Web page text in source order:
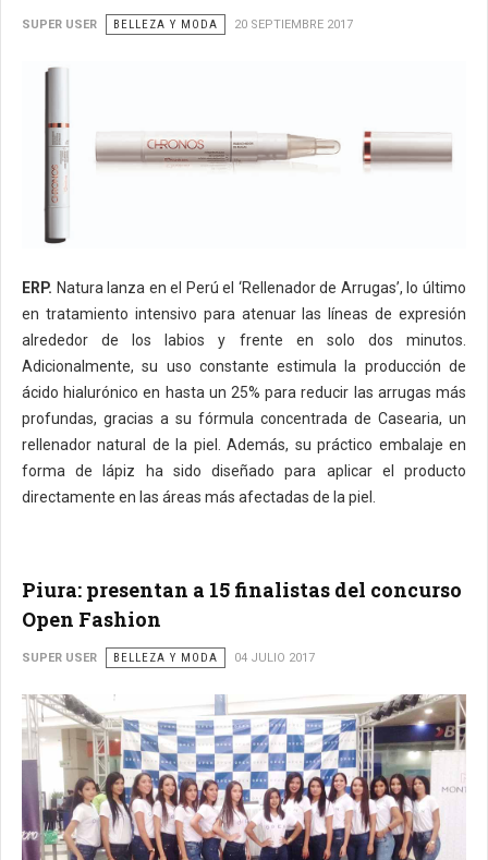
SUPER USER BELLEZA Y MODA 20 SEPTIEMBRE 2017
ERP. Natura lanza en el Perú el ‘Rellenador de Arrugas’, lo último
en tratamiento intensivo para atenuar las líneas de expresión
alrededor de los labios y frente en solo dos minutos.
Adicionalmente, su uso constante estimula la producción de
ácido hialurónico en hasta un 25% para reducir las arrugas más
profundas, gracias a su fórmula concentrada de Casearia, un
rellenador natural de la piel. Además, su práctico embalaje en
forma de lápiz ha sido diseñado para aplicar el producto
directamente en las áreas más afectadas de la piel.
Piura: presentan a 15 finalistas del concurso
Open Fashion
SUPER USER BELLEZA Y MODA 04 JULIO 2017